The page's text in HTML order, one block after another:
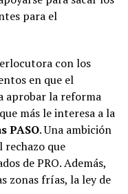
para el
con los
en que el
aprobar la reforma
más le interesa a la
PASO. Una ambición
rechazo que
de PRO. Además,
zonas frías, la ley de